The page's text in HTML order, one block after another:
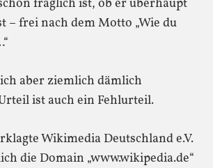
fraglich ist, ob er überhaupt
– frei nach dem Motto „Wie du
aber ziemlich dämlich
ist auch ein Fehlurteil.
Wikimedia Deutschland e.V.
die Domain „www.wikipedia.de“